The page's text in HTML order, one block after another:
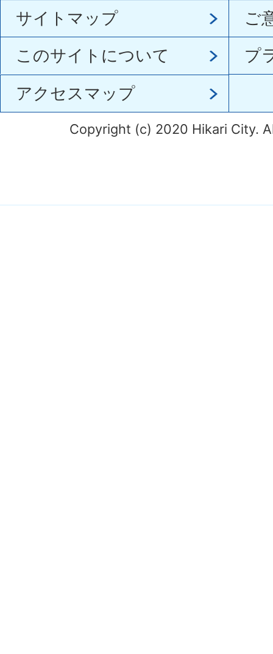
サイトマップ
ご
このサイトについて
プ
アクセスマップ
Copyright (c) 2020 Hikari City.